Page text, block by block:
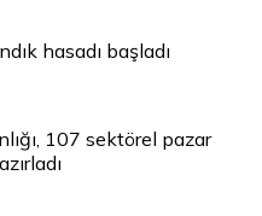
hasadı başladı
107 sektörel pazar